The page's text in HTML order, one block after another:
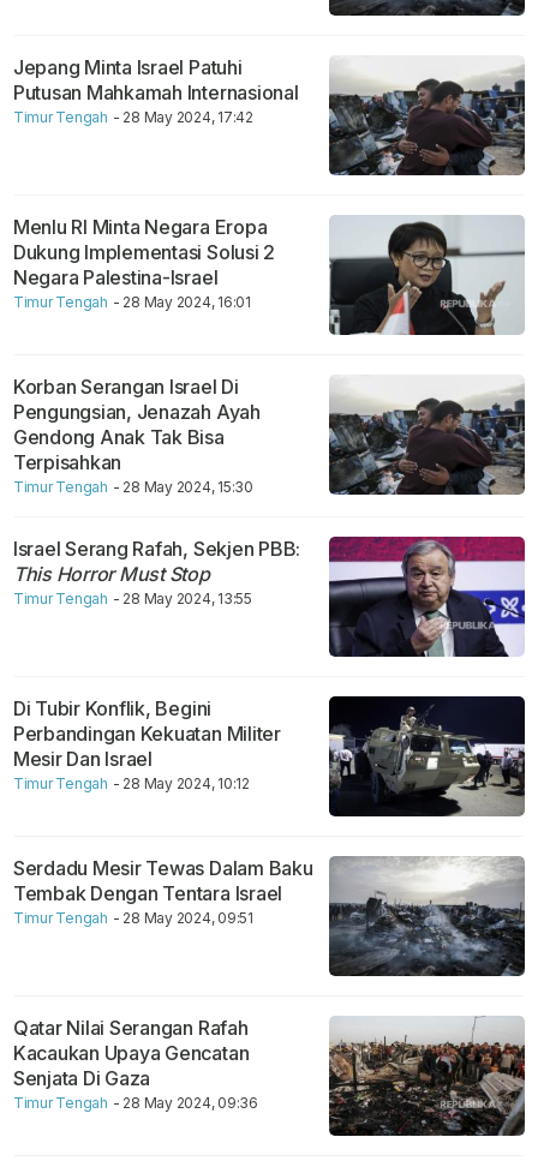
Jepang Minta Israel Patuhi
Putusan Mahkamah Internasional
Timur Tengah - 28 May 2024, 17:42
Menlu RI Minta Negara Eropa
Dukung Implementasi Solusi 2
Negara Palestina-Israel
Timur Tengah - 28 May 2024, 16:01
Korban Serangan Israel Di
Pengungsian, Jenazah Ayah
Gendong Anak Tak Bisa
Terpisahkan
Timur Tengah - 28 May 2024, 15:30
Israel Serang Rafah, Sekjen PBB:
This Horror Must Stop
Timur Tengah - 28 May 2024, 13:55
Di Tubir Konflik, Begini
Perbandingan Kekuatan Militer
Mesir Dan Israel
Timur Tengah - 28 May 2024, 10:12
Serdadu Mesir Tewas Dalam Baku
Tembak Dengan Tentara Israel
Timur Tengah - 28 May 2024, 09:51
Qatar Nilai Serangan Rafah
Kacaukan Upaya Gencatan
Senjata Di Gaza
Timur Tengah - 28 May 2024, 09:36